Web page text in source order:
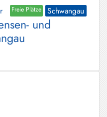
Freie Plätze Schwangau
und